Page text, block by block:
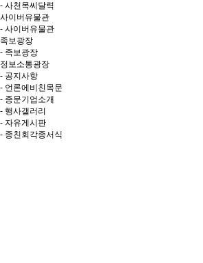
- 사천목씨달력
사이버유물관
- 사이버유물관
족보광장
- 족보광장
정보소통광장
- 공지사항
- 언론에비친목문
- 종문기업소개
- 행사갤러리
- 자유게시판
- 종친회각종서식